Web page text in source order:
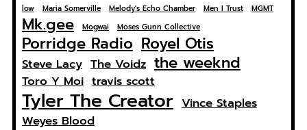
low
Maria Somerville Melody's Echo Chamber Men I Trust MGMT
Mk.gee Mogwai Moses Gunn Collective
Porridge Radio Royel Otis
Steve Lacy The Voidz the weeknd
Toro Y Moi travis scott
Tyler The Creator Vince Staples
Weyes Blood